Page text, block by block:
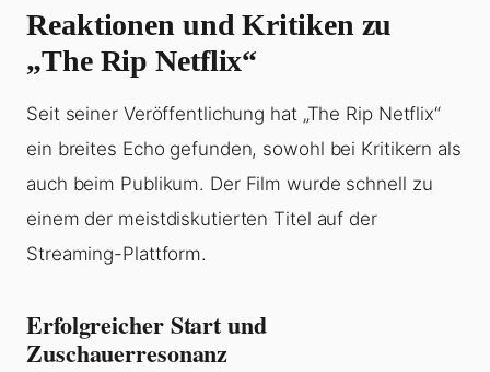
Reaktionen und Kritiken zu
„The Rip Netflix“
Seit seiner Veröffentlichung hat „The Rip Netflix“
ein breites Echo gefunden, sowohl bei Kritikern als
auch beim Publikum. Der Film wurde schnell zu
einem der meistdiskutierten Titel auf der
Streaming-Plattform.
Erfolgreicher Start und
Zuschauerresonanz